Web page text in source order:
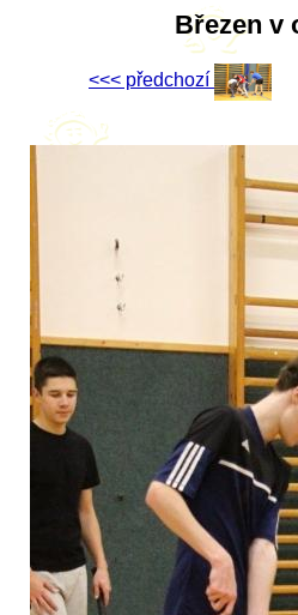
Březen v
<<< předchozí